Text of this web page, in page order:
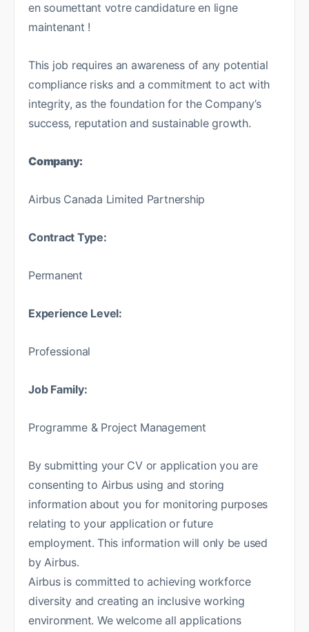
en soumettant votre candidature en ligne
maintenant !
This job requires an awareness of any potential
compliance risks and a commitment to act with
integrity, as the foundation for the Company’s
success, reputation and sustainable growth.
Company:
Airbus Canada Limited Partnership
Contract Type:
Permanent
Experience Level:
Professional
Job Family:
Programme & Project Management
By submitting your CV or application you are
consenting to Airbus using and storing
information about you for monitoring purposes
relating to your application or future
employment. This information will only be used
by Airbus.
Airbus is committed to achieving workforce
diversity and creating an inclusive working
environment. We welcome all applications